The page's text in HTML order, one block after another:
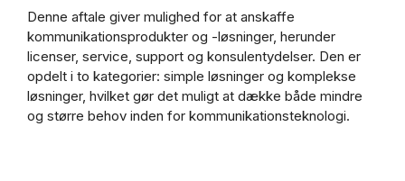
Denne aftale giver mulighed for at anskaffe
kommunikationsprodukter og -løsninger, herunder
licenser, service, support og konsulentydelser. Den er
opdelt i to kategorier: simple løsninger og komplekse
løsninger, hvilket gør det muligt at dække både mindre
og større behov inden for kommunikationsteknologi.